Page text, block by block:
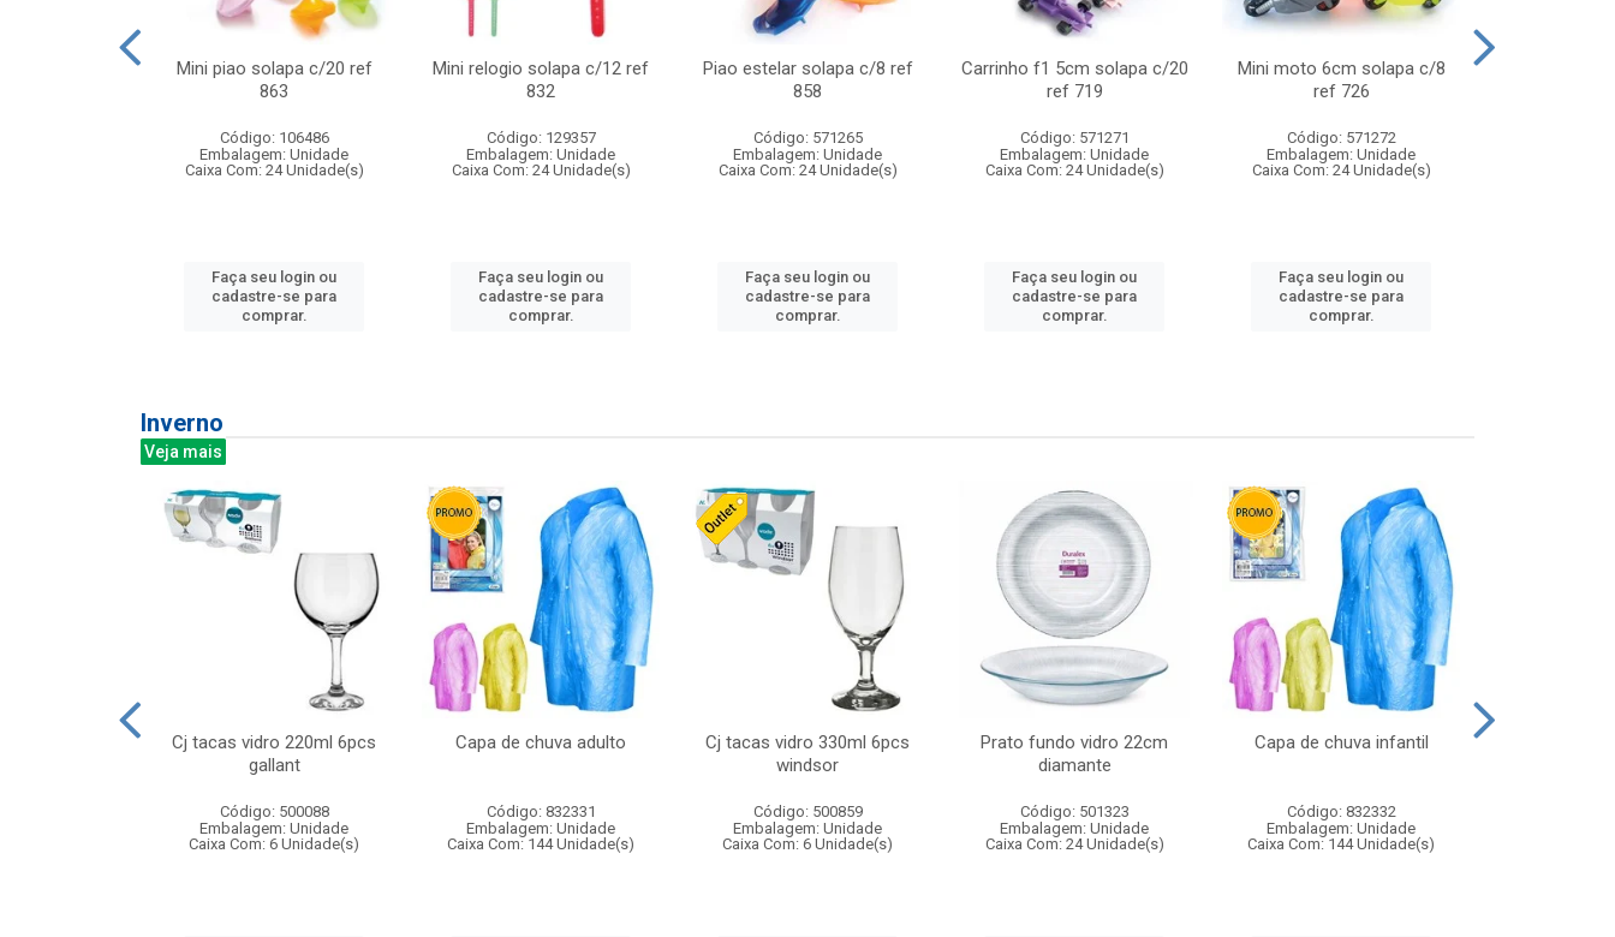
Mini piao solapa c/20 ref
863
Código: 106486
Embalagem: Unidade
Caixa Com: 24 Unidade(s)
Faça seu login ou
cadastre-se para
comprar.
Mini relogio solapa c/12 ref
832
Código: 129357
Embalagem: Unidade
Caixa Com: 24 Unidade(s)
Faça seu login ou
cadastre-se para
comprar.
Piao estelar solapa c/8 ref
858
Código: 571265
Embalagem: Unidade
Caixa Com: 24 Unidade(s)
Faça seu login ou
cadastre-se para
comprar.
Carrinho f1 5cm solapa c/20
ref 719
Código: 571271
Embalagem: Unidade
Caixa Com: 24 Unidade(s)
Faça seu login ou
cadastre-se para
comprar.
Mini moto 6cm solapa c/8
ref 726
Código: 571272
Embalagem: Unidade
Caixa Com: 24 Unidade(s)
Faça seu login ou
cadastre-se para
comprar.
Inverno
Veja mais
Cj tacas vidro 220ml 6pcs
gallant
Código: 500088
Embalagem: Unidade
Caixa Com: 6 Unidade(s)
Capa de chuva adulto
Código: 832331
Embalagem: Unidade
Caixa Com: 144 Unidade(s)
Cj tacas vidro 330ml 6pcs
windsor
Código: 500859
Embalagem: Unidade
Caixa Com: 6 Unidade(s)
Prato fundo vidro 22cm
diamante
Código: 501323
Embalagem: Unidade
Caixa Com: 24 Unidade(s)
Capa de chuva infantil
Código: 832332
Embalagem: Unidade
Caixa Com: 144 Unidade(s)